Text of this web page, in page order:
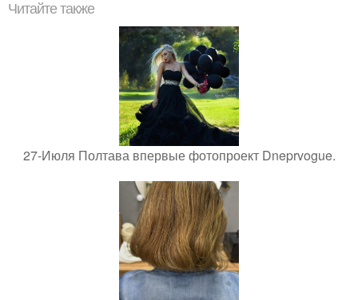
Читайте также
27-Июля Полтава впервые фотопроект Dneprvogue.